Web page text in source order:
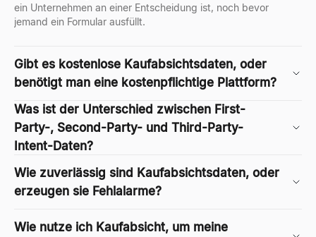
ein Unternehmen an einer Entscheidung ist, noch bevor
jemand ein Formular ausfüllt.
Gibt es kostenlose Kaufabsichtsdaten, oder
benötigt man eine kostenpflichtige Plattform?
Was ist der Unterschied zwischen First-
Party-, Second-Party- und Third-Party-
Intent-Daten?
Wie zuverlässig sind Kaufabsichtsdaten, oder
erzeugen sie Fehlalarme?
Wie nutze ich Kaufabsicht, um meine